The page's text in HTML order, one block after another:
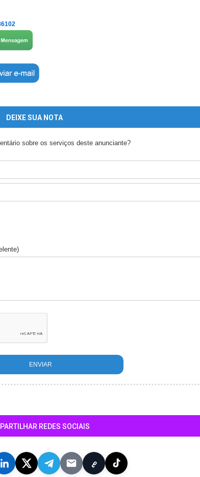
DEIXE SUA NOTA
sobre os serviços deste anunciante?
REDES SOCIAIS